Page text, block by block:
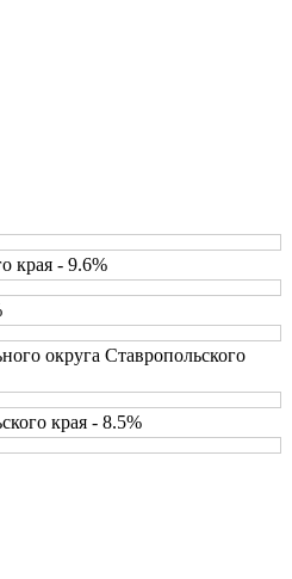
края - 9.6%
округа Ставропольского
края - 8.5%